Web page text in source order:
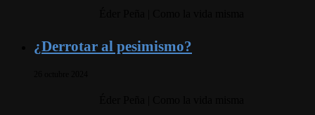
¿Derrotar al pesimismo?